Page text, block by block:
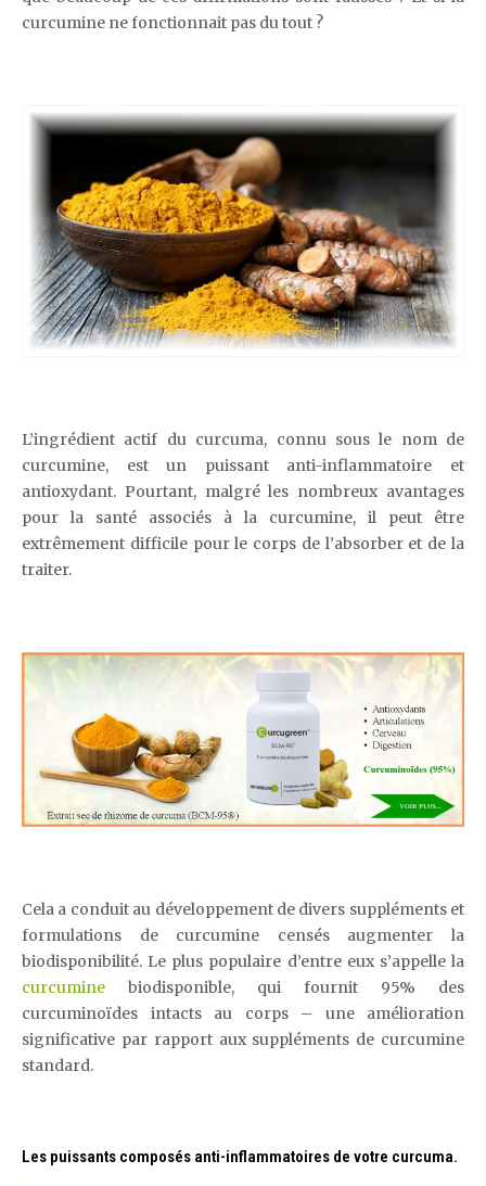
curcumine ne fonctionnait pas du tout ?
L’ingrédient actif du curcuma, connu sous le nom de
curcumine, est un puissant anti-inflammatoire et
antioxydant. Pourtant, malgré les nombreux avantages
pour la santé associés à la curcumine, il peut être
extrêmement difficile pour le corps de l’absorber et de la
traiter.
Cela a conduit au développement de divers suppléments et
formulations de curcumine censés augmenter la
biodisponibilité. Le plus populaire d’entre eux s’appelle la
curcumine biodisponible, qui fournit 95% des
curcuminoïdes intacts au corps – une amélioration
significative par rapport aux suppléments de curcumine
standard.
Les puissants composés anti-inflammatoires de votre curcuma.